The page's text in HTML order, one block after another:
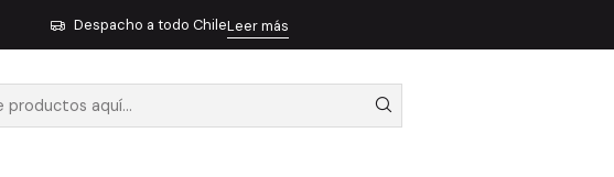
Despacho a todo ChileLeer más
Ficción La Sombra Del Viento - Ruiz Zafon, Carlos
LA SOMBRA DEL VIENTO